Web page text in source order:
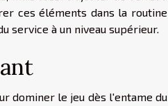
ces éléments dans la routine
service à un niveau supérieur.
dominer le jeu dès l'entame du